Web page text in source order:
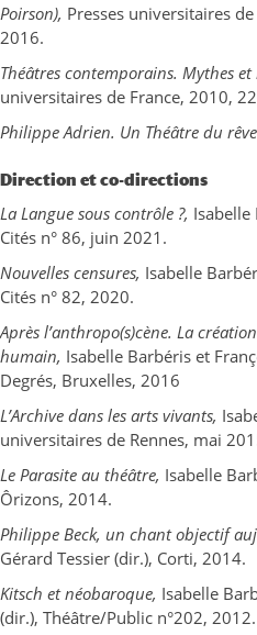
Poirson), Presses universitaires
2016.
Théâtres contemporains. Mythes et
universitaires de France, 2010,
Philippe Adrien. Un Théâtre du
Direction et co-directions
La Langue sous contrôle ?, Isabelle
Cités n° 86, juin 2021.
Nouvelles censures, Isabelle
Cités n° 82, 2020.
Après l’anthropo(s)cène. La
humain, Isabelle Barbéris et
Degrés, Bruxelles, 2016
L’Archive dans les arts vivants,
universitaires de Rennes, mai
Le Parasite au théâtre, Isabelle
Ôrizons, 2014.
Philippe Beck, un chant objectif
Gérard Tessier (dir.), Corti, 2014.
Kitsch et néobaroque, Isabelle
(dir.), Théâtre/Public n°202, 2012.